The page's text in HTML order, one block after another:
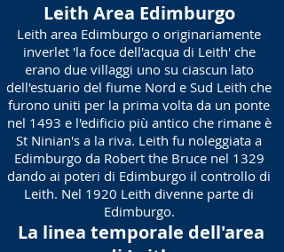
Leith Area Edimburgo
Leith area Edimburgo o originariamente
inverlet 'la foce dell'acqua di Leith' che
erano due villaggi uno su ciascun lato
dell'estuario del fiume Nord e Sud Leith che
furono uniti per la prima volta da un ponte
nel 1493 e l'edificio più antico che rimane è
St Ninian's a la riva. Leith fu noleggiata a
Edimburgo da Robert the Bruce nel 1329
dando ai poteri di Edimburgo il controllo di
Leith. Nel 1920 Leith divenne parte di
Edimburgo.
La linea temporale dell'area